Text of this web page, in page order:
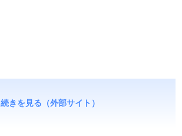
続きを見る（外部サイト）